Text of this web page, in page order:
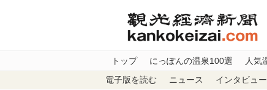
トップ にっぽんの温泉100選 人気
電子版を読む ニュース インタビュー